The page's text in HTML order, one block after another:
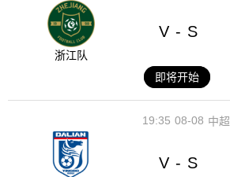
浙江队
V - S
即将开始
08-08
19:35 中超
V - S